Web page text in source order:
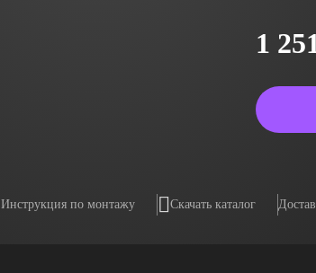
1
Инструкция по монтажу Скачать каталог